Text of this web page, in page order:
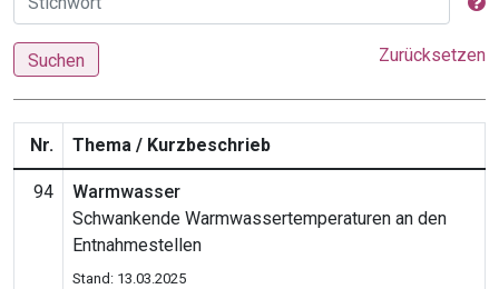
Suchen Zurücksetzen
Nr. Thema / Kurzbeschrieb
94
Warmwasser
Schwankende Warmwassertemperaturen an den
Entnahmestellen
Stand: 13.03.2025